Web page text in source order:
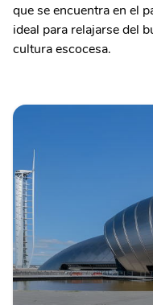
que se encuentra en el
ideal para relajarse del
cultura escocesa.